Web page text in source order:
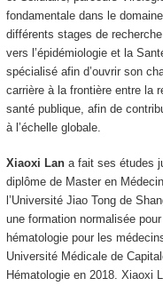
fondamentale dans le
différents stages de
vers l’épidémiologie et la
spécialisé afin d’ouvrir son
carrière à la frontière entre la
santé publique, afin de
à l’échelle globale.
Xiaoxi Lana fait ses études
diplôme de Master en
l’Université Jiao Tong de
une formation normalisée
hématologie pour les
Université Médicale de
Hématologie en 2018. Xiaoxi